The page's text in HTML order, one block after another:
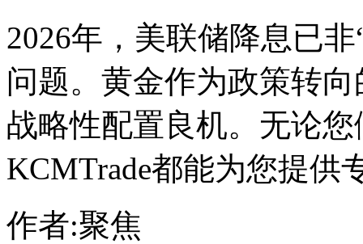
2026年，美联储降息已
问题。黄金作为政策转
战略性配置良机。无论
KCMTrade都能为您提供
作者:聚焦